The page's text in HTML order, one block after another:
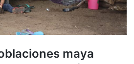
maya